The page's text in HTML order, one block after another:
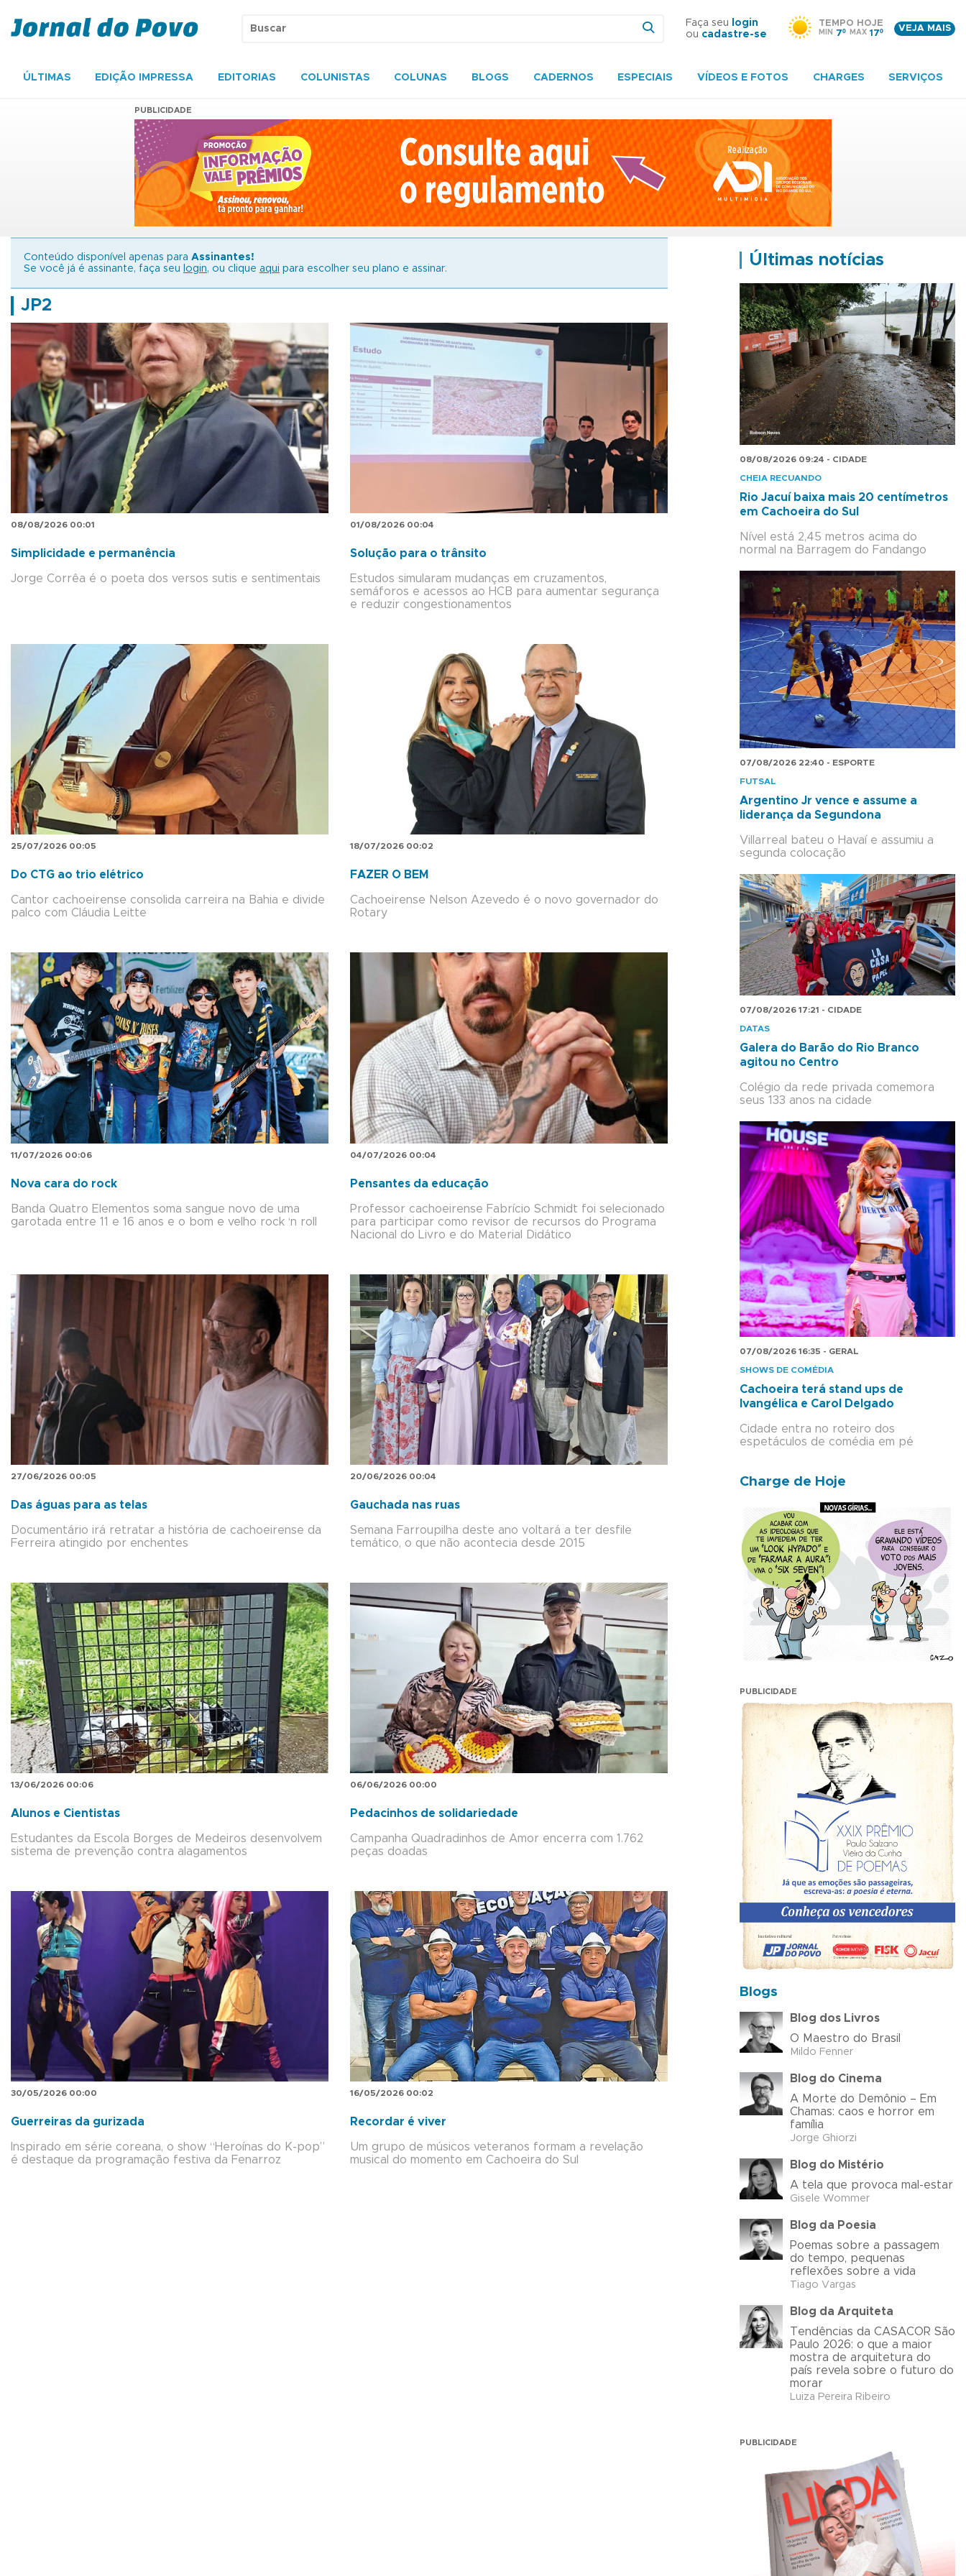
Faça seu
login
ou cadastre-se
TEMPO HOJE
MIN 7º MAX 17º
VEJA MAIS
ÚLTIMAS EDIÇÃO IMPRESSA EDITORIAS COLUNISTAS COLUNAS BLOGS CADERNOS ESPECIAIS VÍDEOS E FOTOS CHARGES SERVIÇOS
PUBLICIDADE
Conteúdo disponível apenas para Assinantes!
Se você já é assinante, faça seu
login, ou clique aqui para escolher seu plano e assinar.
JP2
08/08/2026 00:01
Simplicidade e permanência
Jorge Corrêa é o poeta dos versos sutis e sentimentais
01/08/2026 00:04
Solução para o trânsito
Estudos simularam mudanças em cruzamentos,
semáforos e acessos ao HCB para aumentar segurança
e reduzir congestionamentos
25/07/2026 00:05
Do CTG ao trio elétrico
Cantor cachoeirense consolida carreira na Bahia e divide
palco com Cláudia Leitte
18/07/2026 00:02
FAZER O BEM
Cachoeirense Nelson Azevedo é o novo governador do
Rotary
11/07/2026 00:06
Nova cara do rock
Banda Quatro Elementos soma sangue novo de uma
garotada entre 11 e 16 anos e o bom e velho rock ‘n roll
04/07/2026 00:04
Pensantes da educação
Professor cachoeirense Fabrício Schmidt foi selecionado
para participar como revisor de recursos do Programa
Nacional do Livro e do Material Didático
27/06/2026 00:05
Das águas para as telas
Documentário irá retratar a história de cachoeirense da
Ferreira atingido por enchentes
20/06/2026 00:04
Gauchada nas ruas
Semana Farroupilha deste ano voltará a ter desfile
temático, o que não acontecia desde 2015
13/06/2026 00:06
Alunos e Cientistas
Estudantes da Escola Borges de Medeiros desenvolvem
sistema de prevenção contra alagamentos
06/06/2026 00:00
Pedacinhos de solidariedade
Campanha Quadradinhos de Amor encerra com 1.762
peças doadas
30/05/2026 00:00
Guerreiras da gurizada
Inspirado em série coreana, o show “Heroínas do K-pop”
é destaque da programação festiva da Fenarroz
16/05/2026 00:02
Recordar é viver
Um grupo de músicos veteranos formam a revelação
musical do momento em Cachoeira do Sul
Últimas notícias
08/08/2026 09:24 - CIDADE
CHEIA RECUANDO
Rio Jacuí baixa mais 20 centímetros
em Cachoeira do Sul
Nível está 2,45 metros acima do
normal na Barragem do Fandango
07/08/2026 22:40 - ESPORTE
FUTSAL
Argentino Jr vence e assume a
liderança da Segundona
Villarreal bateu o Havaí e assumiu a
segunda colocação
07/08/2026 17:21 - CIDADE
DATAS
Galera do Barão do Rio Branco
agitou no Centro
Colégio da rede privada comemora
seus 133 anos na cidade
07/08/2026 16:35 - GERAL
SHOWS DE COMÉDIA
Cachoeira terá stand ups de
Ivangélica e Carol Delgado
Cidade entra no roteiro dos
espetáculos de comédia em pé
Charge de Hoje
PUBLICIDADE
Blogs
Blog dos Livros
O Maestro do Brasil
Mildo Fenner
Blog do Cinema
A Morte do Demônio – Em
Chamas: caos e horror em
família
Jorge Ghiorzi
Blog do Mistério
A tela que provoca mal-estar
Gisele Wommer
Blog da Poesia
Poemas sobre a passagem
do tempo, pequenas
reflexões sobre a vida
Tiago Vargas
Blog da Arquiteta
Tendências da CASACOR São
Paulo 2026: o que a maior
mostra de arquitetura do
país revela sobre o futuro do
morar
Luiza Pereira Ribeiro
PUBLICIDADE